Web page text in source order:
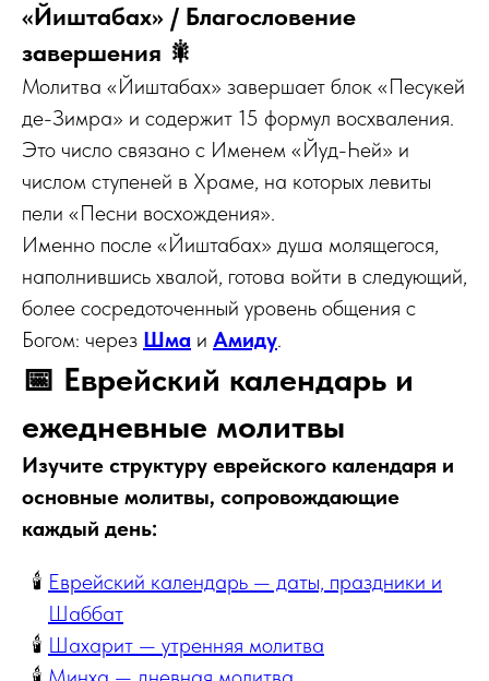
«Йиштабах» / Благословение
завершения 🎇
Молитва «Йиштабах» завершает блок «Песукей
де-Зимра» и содержит 15 формул восхваления.
Это число связано с Именем «Йуд-Һей» и
числом ступеней в Храме, на которых левиты
пели «Песни восхождения».
Именно после «Йиштабах» душа молящегося,
наполнившись хвалой, готова войти в следующий,
более сосредоточенный уровень общения с
Богом: через Шма и Амиду.
📅 Еврейский календарь и
ежедневные молитвы
Изучите структуру еврейского календаря и
основные молитвы, сопровождающие
каждый день:
Еврейский календарь — даты, праздники и
Шаббат
Шахарит — утренняя молитва